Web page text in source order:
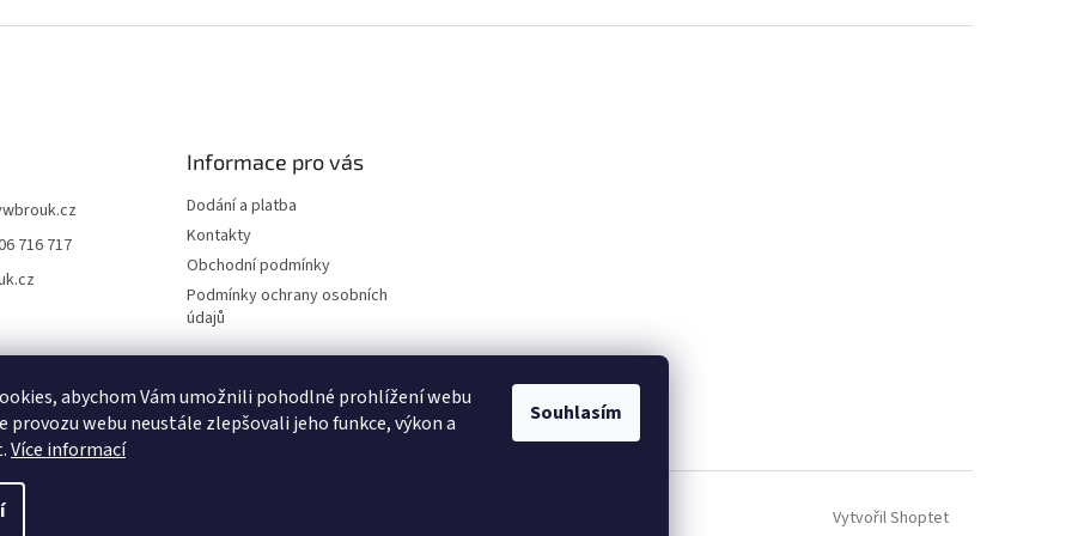
abychom Vám umožnili pohodlné prohlížení webu
provozu webu neustále zlepšovali jeho funkce, výkon a
Více informací
Souhlasím
716 717
Informace pro vás
Dodání a platba
Kontakty
Obchodní podmínky
Podmínky ochrany osobních
údajů
Vytvořil Shoptet